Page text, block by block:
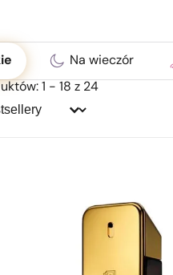
Na wieczór
1 - 18 z 24